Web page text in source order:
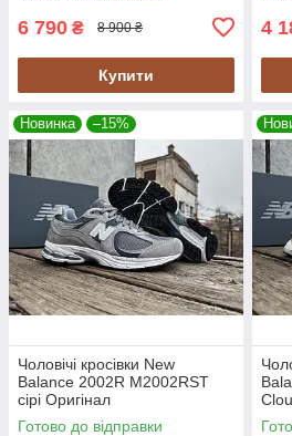
6 790 ₴ 8 900 ₴
Купити
4
Новинка –15%
Чоловічі кросівки New
Balance 2002R M2002RST
сірі Оригінал
Готово до відправки